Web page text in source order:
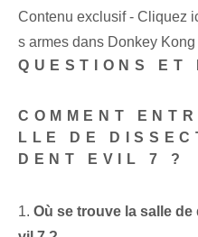
Contenu exclusif - Cliquez
s armes dans Donkey
QUESTIONS ET
COMMENT
LLE DE
DENT EVIL 7 ?
1.⁤ Où se trouve la salle